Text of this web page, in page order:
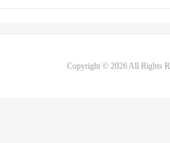
Copyright © 2026 All Rights